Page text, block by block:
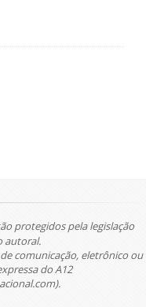
protegidos pela legislação
autoral.
comunicação, eletrônico ou
do A12